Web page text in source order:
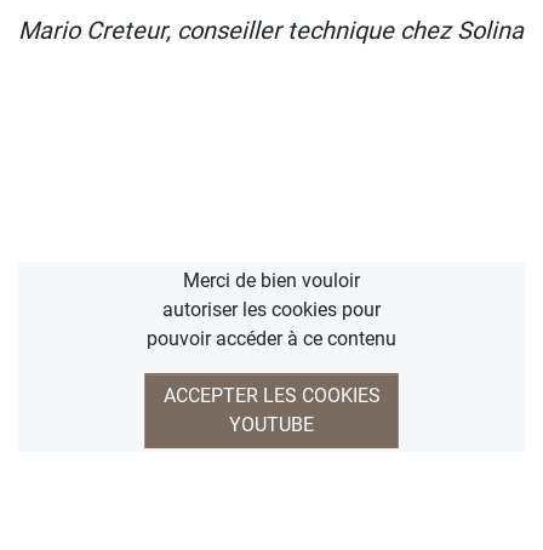
Mario Creteur, conseiller technique chez Solina
Merci de bien vouloir
autoriser les cookies pour
pouvoir accéder à ce contenu
ACCEPTER LES COOKIES
YOUTUBE